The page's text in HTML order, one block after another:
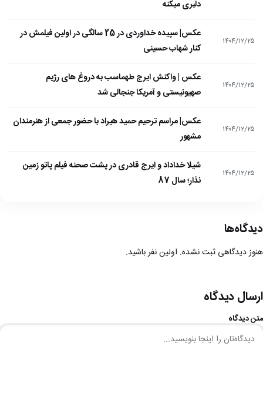
دلبری میکنه
۱۴۰۴/۱۲/۲۵
عکس| سپیده خداوردی در 25 سالگی در اولین فیلمش در
کنار شهاب حسینی
۱۴۰۴/۱۲/۲۵
عکس | واکنش ایرج طهماسب به دروغ های رژیم
صهیونیستی و آمریکا جنجالی شد
۱۴۰۴/۱۲/۲۵
عکس| مراسم ترحیم حمید هیراد با حضور جمعی از هنرمندان
مشهور
۱۴۰۴/۱۲/۲۵
شیلا خداداد و ایرج قادری در پشت صحنه فیلم پاتو زمین
نذار؛ سال 87
دیدگاه‌ها
هنوز دیدگاهی ثبت نشده. اولین نفر باشید.
ارسال دیدگاه
متن دیدگاه